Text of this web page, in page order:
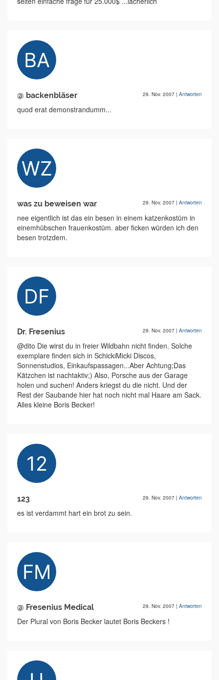
@ backenbläser 29. Nov. 2007 | Antworten
quod erat demonstrandumm...
was zu beweisen war 29. Nov. 2007 | Antworten
nee eigentlich ist das ein besen in einem katzenkostüm in
einemhübschen frauenkostüm. aber ficken würden ich den
besen trotzdem.
Dr. Fresenius 29. Nov. 2007 | Antworten
@dito Die wirst du in freier Wildbahn nicht finden. Solche
exemplare finden sich in SchickiMicki Discos,
Sonnenstudios, Einkaufspassagen...Aber Achtung;Das
Kätzchen ist nachtaktiv;) Also, Porsche aus der Garage
holen und suchen! Anders kriegst du die nicht. Und der
Rest der Saubande hier hat noch nicht mal Haare am Sack.
Alles kleine Boris Becker!
123 29. Nov. 2007 | Antworten
es ist verdammt hart ein brot zu sein.
@ Fresenius Medical 29. Nov. 2007 | Antworten
Der Plural von Boris Becker lautet Boris Beckers !